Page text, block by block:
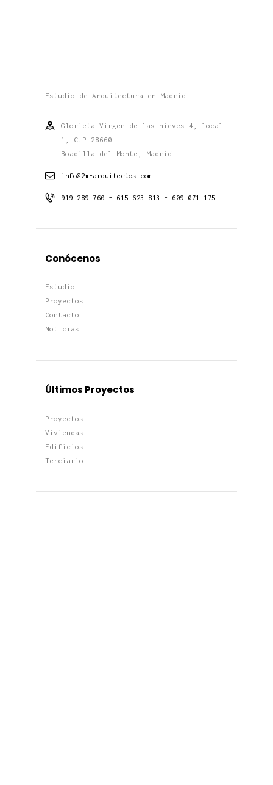
Estudio de Arquitectura en Madrid
Glorieta Virgen de las nieves 4, local
1, C.P.28660
Boadilla del Monte, Madrid
info@2m-arquitectos.com
919 289 760 - 615 623 813 - 609 071 175
Conócenos
Estudio
Proyectos
Contacto
Noticias
Últimos Proyectos
Proyectos
Viviendas
Edificios
Terciario